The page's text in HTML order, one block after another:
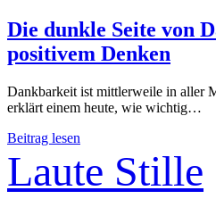
Eine
Zeit
mit
Kraft
Die dunkle Seite von
positivem Denken
Dankbarkeit ist mittlerweile in aller
erklärt einem heute, wie wichtig…
Beitrag lesen
Seite
von
Laute Stille